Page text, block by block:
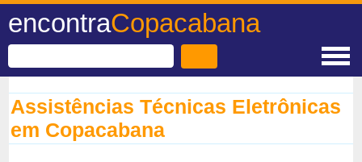
encontraCopacabana
Assistências Técnicas Eletrônicas
em Copacabana